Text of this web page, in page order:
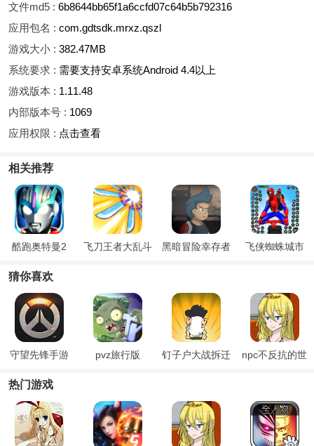
文件md5 : 6b8644bb65f1a6ccfd07c64b5b792316
应用包名 : com.gdtsdk.mrxz.qszl
游戏大小 : 382.47MB
系统要求 : 需要支持安卓系统Android 4.4以上
游戏版本 : 1.11.48
内部版本号 : 1069
应用权限 : 点击查看
相关推荐
酷跑奥特曼2 飞刀王者大乱斗 黑暗冒险幸存者 飞侠蜘蛛城市
猜你喜欢
守望先锋手游 pvz旅行版
钉子户大战拆迁
npc不反抗的世
热门游戏